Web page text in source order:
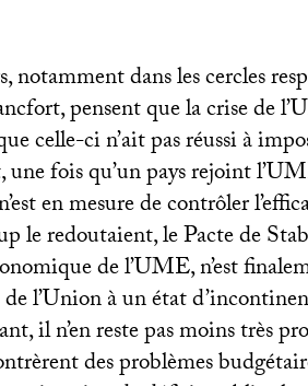
dans les cercles
pensent que la crise de l’
celle-ci n’ait pas réussi à
fois qu’un pays rejoint l’
en mesure de contrôler
le redoutaient, le Pacte de
de l’UME, n’est
l’Union à un état
il n’en reste pas moins très
des problèmes